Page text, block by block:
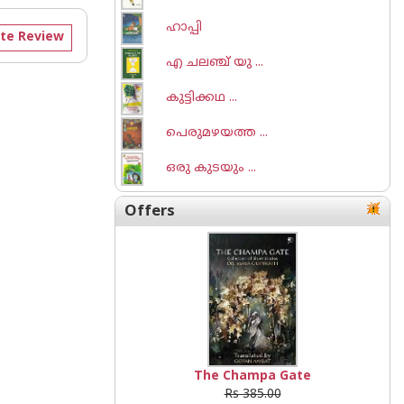
Review
ഹാപ്പി
എ ചലഞ്ച് യു ...
കുട്ടിക്കഥ ...
പെരുമഴയത്ത ...
ഒരു കുടയും ...
Offers
The Champa Gate
Rs 385.00